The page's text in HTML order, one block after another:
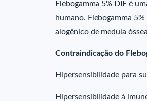
Flebogamma 5% DIF é
humano. Flebogamma
alogênico de medula
Contraindicação do
Hipersensibilidade para
Hipersensibilidade à